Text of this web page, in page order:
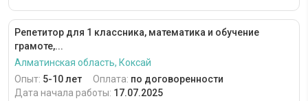
Репетитор для 1 классника, математика и обучение
грамоте,...
Алматинская область, Коксай
Опыт: 5-10 лет Оплата: по договоренности
Дата начала работы: 17.07.2025